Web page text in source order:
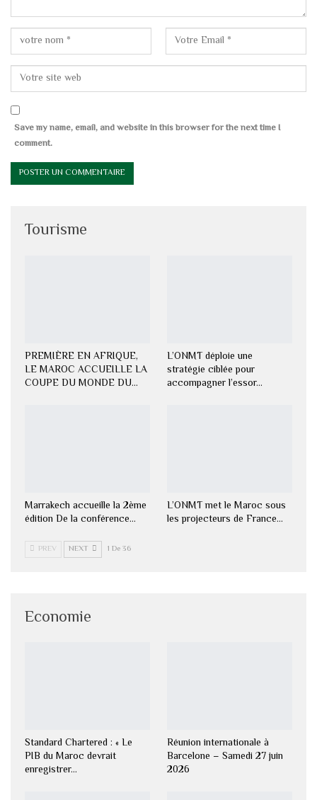
Save my name, email, and website in this browser for the next time I
comment.
Tourisme
PREMIÈRE EN AFRIQUE,
LE MAROC ACCUEILLE LA
COUPE DU MONDE DU…
L’ONMT déploie une
stratégie ciblée pour
accompagner l’essor…
Marrakech accueille la 2ème
édition De la conférence…
L’ONMT met le Maroc sous
les projecteurs de France…
PREV NEXT 1 De 36
Economie
Standard Chartered : « Le
PIB du Maroc devrait
enregistrer…
Réunion internationale à
Barcelone – Samedi 27 juin
2026